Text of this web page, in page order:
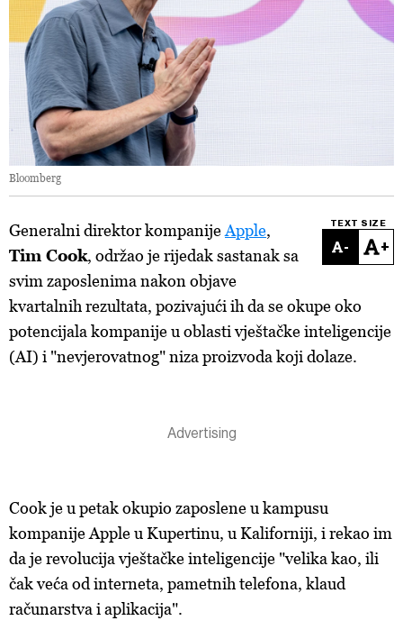
Bloomberg
TEXT SIZE
- +
Generalni direktor kompanijeApple,
Tim Cook, održao je rijedak sastanak sa
svim zaposlenima nakon objave
kvartalnih rezultata, pozivajući ih da se okupe oko
potencijala kompanije u oblasti vještačke inteligencije
(AI) i "nevjerovatnog" niza proizvoda koji dolaze.
Cook je u petak okupio zaposlene u kampusu
kompanije Apple u Kupertinu, u Kaliforniji, i rekao im
da je revolucija vještačke inteligencije "velika kao, ili
čak veća od interneta, pametnih telefona, klaud
računarstva i aplikacija".